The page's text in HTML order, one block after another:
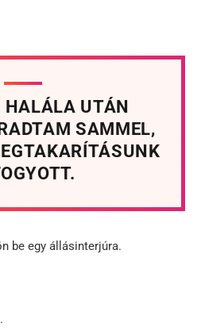
HALÁLA UTÁN
SAMMEL,
be egy állásinterjúra.